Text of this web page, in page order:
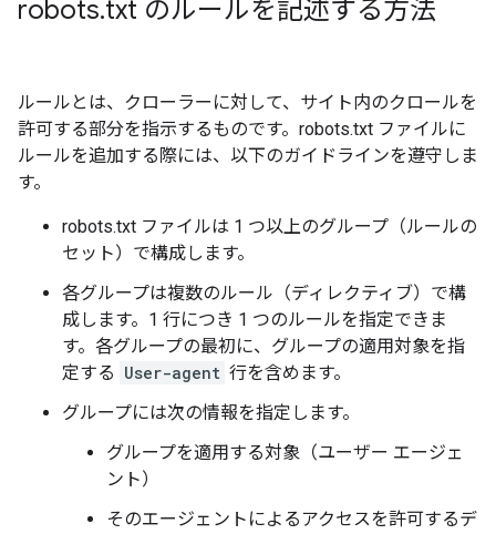
robots.txt のルールを記述する方法
ルールとは、クローラーに対して、サイト内のクロールを
許可する部分を指示するものです。robots.txt ファイルに
ルールを追加する際には、以下のガイドラインを遵守しま
す。
robots.txt ファイルは 1 つ以上のグループ（ルールの
セット）で構成します。
各グループは複数のルール（ディレクティブ）で構
成します。1 行につき 1 つのルールを指定できま
す。各グループの最初に、グループの適用対象を指
定する User-agent 行を含めます。
グループには次の情報を指定します。
グループを適用する対象（ユーザー エージェ
ント）
そのエージェントによるアクセスを許可するデ